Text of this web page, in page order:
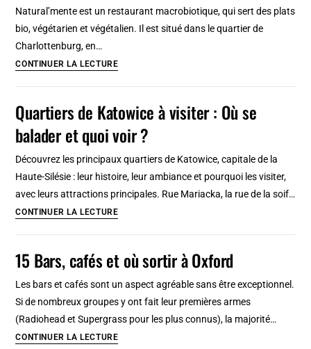
Natural’mente est un restaurant macrobiotique, qui sert des plats
bio, végétarien et végétalien. Il est situé dans le quartier de
Charlottenburg, en…
CONTINUER LA LECTURENatural’mente
/
végétalien
macrobiotique
Berlin
[Charlottenburg]
Quartiers de Katowice à visiter : Où se
balader et quoi voir ?
Découvrez les principaux quartiers de Katowice, capitale de la
Haute-Silésie : leur histoire, leur ambiance et pourquoi les visiter,
avec leurs attractions principales. Rue Mariacka, la rue de la soif…
CONTINUER LA LECTUREQuartiers
à
visiter
:
Où
se
15 Bars, cafés et où sortir à Oxford
Les bars et cafés sont un aspect agréable sans être exceptionnel.
Si de nombreux groupes y ont fait leur premières armes
(Radiohead et Supergrass pour les plus connus), la majorité…
CONTINUER LA LECTURE15